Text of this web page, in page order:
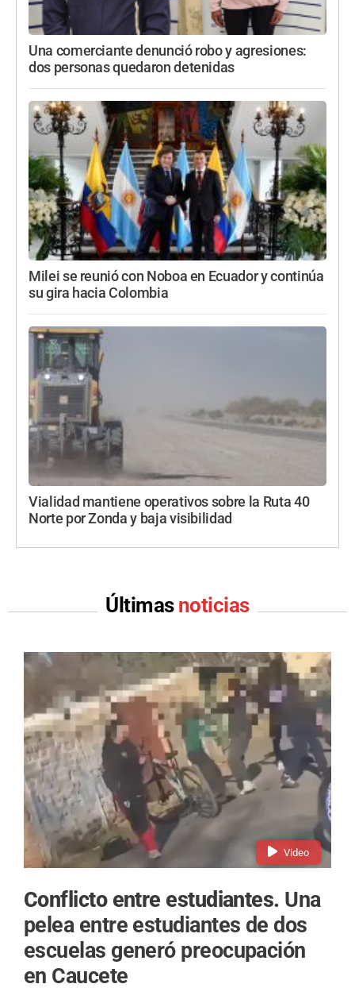
Una comerciante denunció robo y agresiones:
dos personas quedaron detenidas
Milei se reunió con Noboa en Ecuador y continúa
su gira hacia Colombia
Vialidad mantiene operativos sobre la Ruta 40
Norte por Zonda y baja visibilidad
Últimas noticias
Video
Conflicto entre estudiantes. Una
pelea entre estudiantes de dos
escuelas generó preocupación
en Caucete